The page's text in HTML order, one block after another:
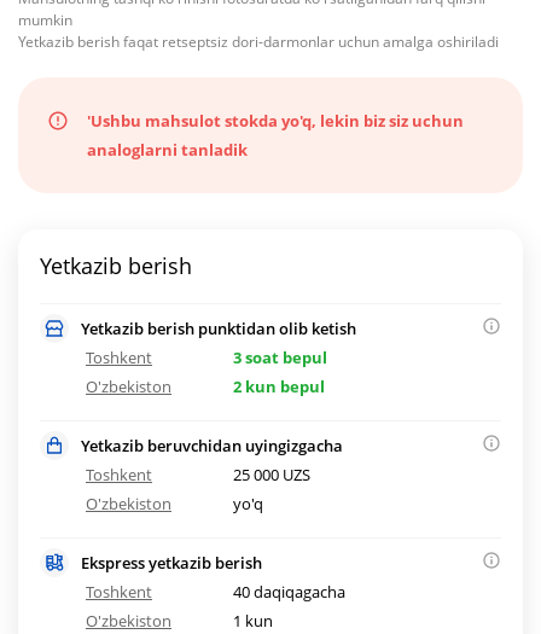
mumkin
Yetkazib berish faqat retseptsiz dori-darmonlar uchun amalga oshiriladi
'Ushbu mahsulot stokda yo'q, lekin biz siz uchun
analoglarni tanladik
Yetkazib berish
Yetkazib berish punktidan olib ketish
Toshkent
3 soat bepul
O'zbekiston
2 kun bepul
Yetkazib beruvchidan uyingizgacha
Toshkent
25 000 UZS
O'zbekiston
yo'q
Ekspress yetkazib berish
Toshkent
40 daqiqagacha
O'zbekiston
1 kun